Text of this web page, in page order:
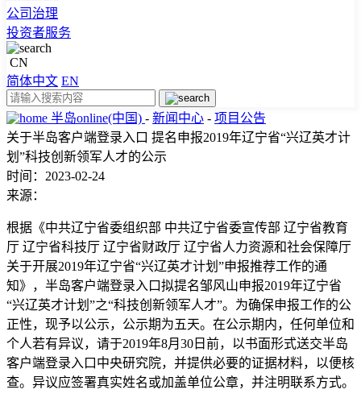
公司治理
投资者服务
CN
简体中文 EN
半岛online(中国) - 新闻中心 - 项目公告
关于半岛客户端登录入口 提名申报2019年辽宁省“兴辽英才计
划”科技创新领军人才的公示
时间：2023-02-24
来源：
根据《中共辽宁省委组织部 中共辽宁省委宣传部 辽宁省教育
厅 辽宁省科技厅 辽宁省财政厅 辽宁省人力资源和社会保障厅
关于开展2019年辽宁省“兴辽英才计划”申报推荐工作的通
知》，半岛客户端登录入口拟提名邹风山申报2019年辽宁省
“兴辽英才计划”之“科技创新领军人才”。为确保申报工作的公
正性，现予以公示，公示期为五天。在公示期内，任何单位和
个人若有异议，请于2019年8月30日前，以书面形式送交半岛
客户端登录入口中央研究院，并提供必要的证据材料，以便核
查。异议应签署真实姓名或加盖单位公章，并注明联系方式。